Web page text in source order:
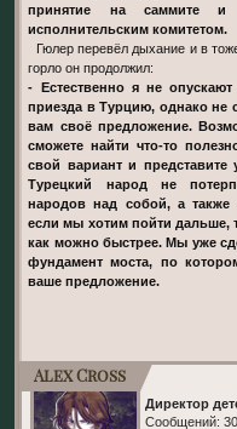
принятие на саммите и
исполнительским комитетом.
Гюлер перевёл дыхание и в
горло он продолжил:
- Естественно я не
приезда в Турцию, однако не
вам своё предложение.
сможете найти что-то
свой вариант и
Турецкий народ не
народов над собой, а
если мы хотим пойти дальше,
как можно быстрее. Мы уже
фундамент моста, по
ваше предложение.
Alex Cross
Директор
Сообщений: